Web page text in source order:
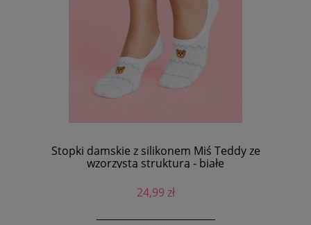
Stopki damskie z silikonem Miś Teddy ze
wzorzystą strukturą - białe
24,99 zł